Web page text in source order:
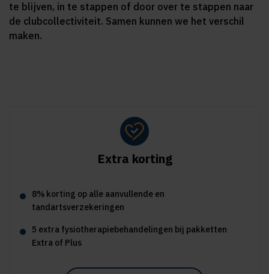
te blijven, in te stappen of door over te stappen naar
de clubcollectiviteit. Samen kunnen we het verschil
maken.
Extra korting
8% korting op alle aanvullende en
tandartsverzekeringen
5 extra fysiotherapiebehandelingen bij pakketten
Extra of Plus